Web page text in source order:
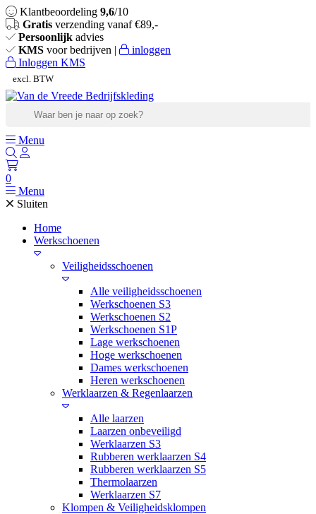
Klantbeoordeling 9,6/10
Gratis verzending vanaf €89,-
Persoonlijk advies
KMS voor bedrijven |
inloggen
Inloggen KMS
excl. BTW
Menu
0
Menu
Sluiten
Home
Werkschoenen
Veiligheidsschoenen
Alle veiligheidsschoenen
Werkschoenen S3
Werkschoenen S2
Werkschoenen S1P
Lage werkschoenen
Hoge werkschoenen
Dames werkschoenen
Heren werkschoenen
Werklaarzen & Regenlaarzen
Alle laarzen
Laarzen onbeveiligd
Werklaarzen S3
Rubberen werklaarzen S4
Rubberen werklaarzen S5
Thermolaarzen
Werklaarzen S7
Klompen & Veiligheidsklompen